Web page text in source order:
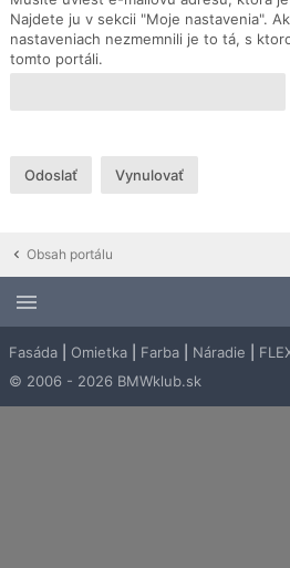
Najdete ju v sekcii "Moje nastavenia".
nastaveniach nezmemnili je to tá, s
tomto portáli.
Obsah portálu
Fasáda Omietka Farba Náradie
© 2006 - 2026 BMWklub.sk